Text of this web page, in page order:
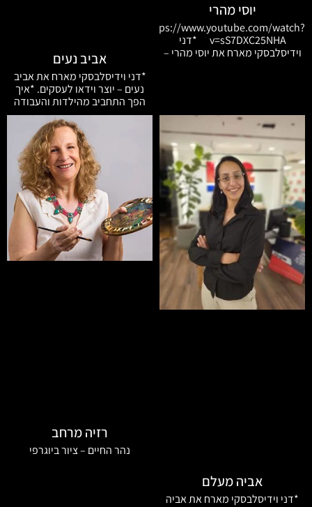
יוסי מהרי
https://www.youtube.com/watch?
v=sS7DXC25NHA *דני
וידיסלבסקי מארח את יוסי מהרי –
דינמיקה אנושית בתוך צוותים
אביב נעים
*דני וידיסלבסקי מארח את אביב
נעים – יוצר וידאו לעסקים. *איך
הפך התחביב מהילדות והעבודה
לצד אחיו לקריירה של יותר מעשור
בתחום הווידאו? *עם אילו עסקים
הוא עובד – מחברות גדולות ועד
בעלי
אביה מעלם
*דני וידיסלבסקי מארח את אביה
רזיה מרחב
נהר החיים – ציור ביוגרפי